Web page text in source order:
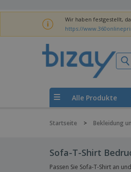
Wir haben festgestellt,
https://
Alle Produkte
Startseite > Bekleidung
Sofa-T-Shirt
Passen Sie Sofa-T-Shirt an